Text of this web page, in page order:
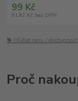
99 Kč
81,82 Kč bez DPH
🐕 Hlídat cenu / dostupnost